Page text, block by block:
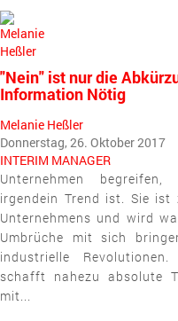
"Nein" ist nur die
Information Nötig
Melanie Heßler
Donnerstag, 26. Oktober 2017
INTERIM MANAGER
Unternehmen
irgendein Trend ist. Sie
Unternehmens und wird
Umbrüche mit sich
industrielle
schafft nahezu absolute
mit...